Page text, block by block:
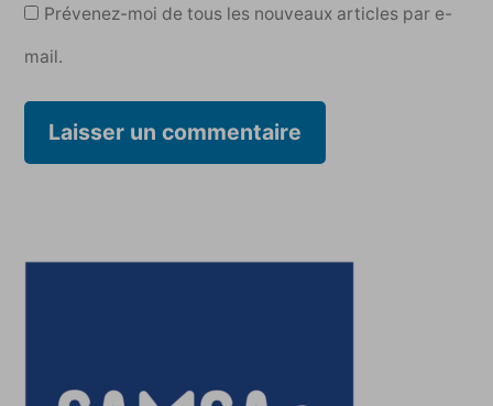
Prévenez-moi de tous les nouveaux articles par e-
mail.